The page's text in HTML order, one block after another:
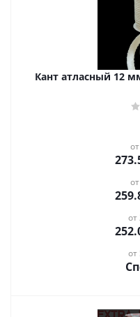
Кант атласный 12
от
от